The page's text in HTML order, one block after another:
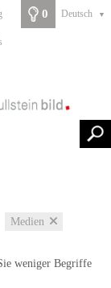
0 Deutsch ▼
Medien
weniger Begriffe